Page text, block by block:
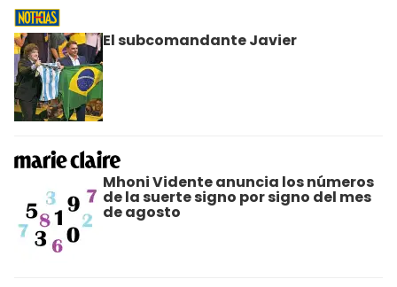
El subcomandante Javier
Mhoni Vidente anuncia los números
de la suerte signo por signo del mes
de agosto